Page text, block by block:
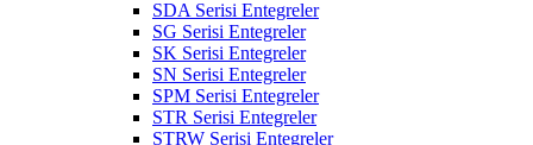
SDA Serisi Entegreler
SG Serisi Entegreler
SK Serisi Entegreler
SN Serisi Entegreler
SPM Serisi Entegreler
STR Serisi Entegreler
STRW Serisi Entegreler